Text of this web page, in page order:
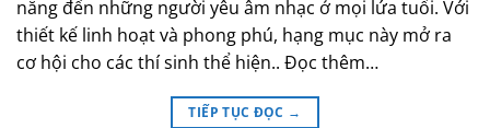
năng đến những người yêu âm nhạc ở mọi lứa tuổi. Với
thiết kế linh hoạt và phong phú, hạng mục này mở ra
cơ hội cho các thí sinh thể hiện.. Đọc thêm…
TIẾP TỤC ĐỌC →